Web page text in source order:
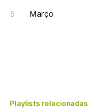
Março
Playlists relacionadas